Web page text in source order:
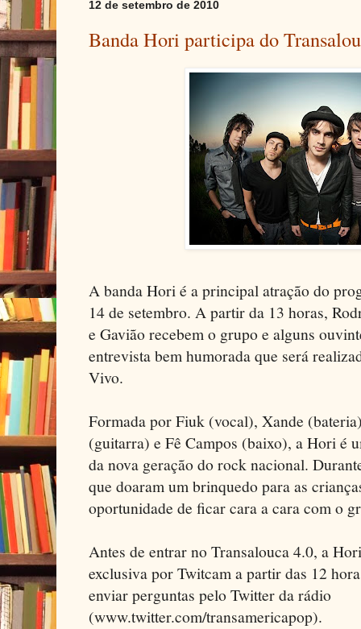
12 de setembro de 2010
Banda Hori participa do
A banda Hori é a principal atração do
14 de setembro. A partir da 13 horas,
e Gavião recebem o grupo e alguns
entrevista bem humorada que será
Vivo.
Formada por Fiuk (vocal), Xande
(guitarra) e Fê Campos (baixo), a Hori é
da nova geração do rock nacional.
que doaram um brinquedo para as
oportunidade de ficar cara a cara com o
Antes de entrar no Transalouca 4.0, a
exclusiva por Twitcam a partir das 12
enviar perguntas pelo Twitter da rádio
(www.twitter.com/transamericapop).